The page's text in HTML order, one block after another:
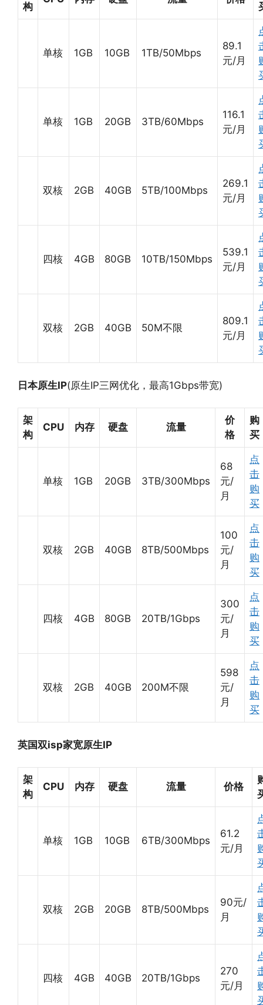
构
单核 1GB 10GB 1TB/50Mbps
89.1
元/月
单核 1GB 20GB 3TB/60Mbps
116.1
元/月
双核 2GB 40GB 5TB/100Mbps
269.1
元/月
四核 4GB 80GB 10TB/150Mbps
539.1
元/月
双核 2GB 40GB 50M不限
809.1
元/月
日本原生IP(原生IP三网优化，最高1Gbps带宽)
架
构
CPU 内存 硬盘 流量
价
格
购
买
单核 1GB 20GB 3TB/300Mbps
68
元/
月
点
击
购
买
双核 2GB 40GB 8TB/500Mbps
100
元/
月
点
击
购
买
四核 4GB 80GB 20TB/1Gbps
300
元/
月
点
击
购
买
双核 2GB 40GB 200M不限
598
元/
月
点
击
购
买
英国双isp家宽原生IP
架
构
CPU 内存 硬盘 流量 价格
单核 1GB 10GB 6TB/300Mbps
61.2
元/月
双核 2GB 20GB 8TB/500Mbps
90元/
月
四核 4GB 40GB 20TB/1Gbps
270
元/月